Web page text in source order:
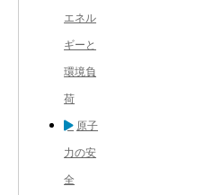
エネル
ギーと
環境負
荷
原子
力の安
全